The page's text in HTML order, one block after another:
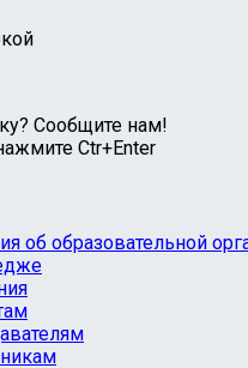
Сообщите нам!
Ctr+Enter
об образовательной